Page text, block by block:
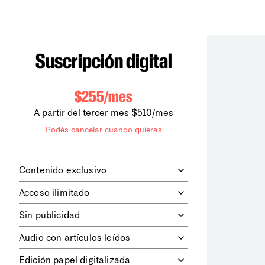
Suscripción digital
$255/mes
A partir del tercer mes $510/mes
Podés cancelar cuando quieras
Contenido exclusivo
digitales dela diaria
los contenidos de Le Monde
diplomatique.
Acceso ilimitado
contenidos.
Sin publicidad
publicitarios.
Audio con artículos leídos
Edición papel digitalizada